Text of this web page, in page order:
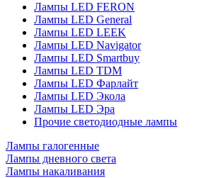
Лампы LED FERON
Лампы LED General
Лампы LED LEEK
Лампы LED Navigator
Лампы LED Smartbuy
Лампы LED TDM
Лампы LED Фарлайт
Лампы LED Экола
Лампы LED Эра
Прочие светодиодные лампы
Лампы галогенные
Лампы дневного света
Лампы накаливания